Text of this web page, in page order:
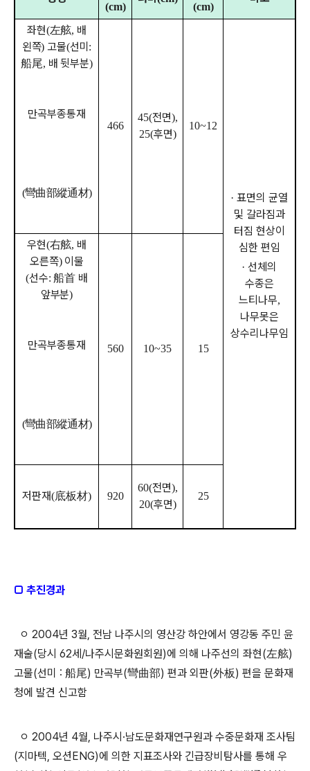
(cm) (cm)
좌현(左舷, 배
왼쪽) 고물(선미 :
船尾, 배 뒷부분)
만곡부종통재
(彎曲部縱通材)
466
45(전면),
25(후면)
10~12
· 표면의 균열
및 갈라짐과
터짐 현상이
심한 편임
· 선체의
수종은
느티나무,
나무못은
상수리나무임
우현(右舷, 배
오른쪽) 이물
(선수:船首 배
앞부분)
만곡부종통재
(彎曲部縱通材)
560 10~35 15
저판재(底板材) 920
60(전면),
20(후면)
25
□ 추진경과
ㅇ 2004년 3월, 전남 나주시의 영산강 하안에서 영강동 주민 윤
재술(당시 62세/나주시문화원회원)에 의해 나주선의 좌현(左舷)
고물(선미 : 船尾) 만곡부(彎曲部) 편과 외판(外板) 편을 문화재
청에 발견 신고함
ㅇ 2004년 4월, 나주시·남도문화재연구원과 수중문화재 조사팀
(지마텍, 오션ENG)에 의한 지표조사와 긴급장비탐사를 통해 우